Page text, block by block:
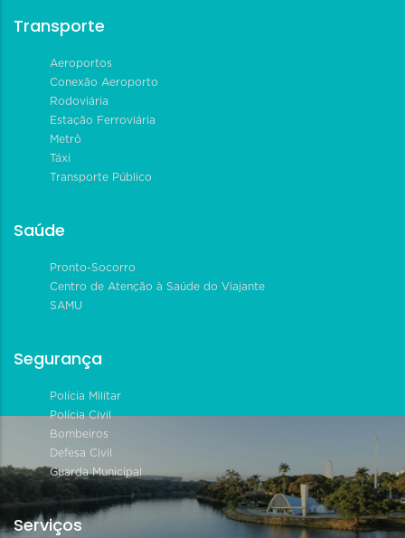
Transporte
Aeroportos
Conexão Aeroporto
Rodoviária
Estação Ferroviária
Metrô
Táxi
Transporte Público
Saúde
Pronto-Socorro
Centro de Atenção à Saúde do Viajante
SAMU
Segurança
Polícia Militar
Polícia Civil
Bombeiros
Defesa Civil
Guarda Municipal
Serviços